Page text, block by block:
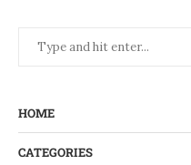
HOME
CATEGORIES